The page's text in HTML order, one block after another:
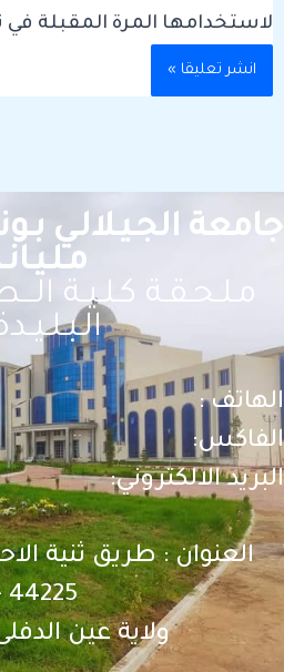
لاستخدامها المرة المقبلة في
الجـيـلالـي
مـلـحـقـة كـلـيـة
الـبـلـيـدة
:
الالكتروني:
العنوان : طريق ثنية
44225 -
ولاية عين الدفلى